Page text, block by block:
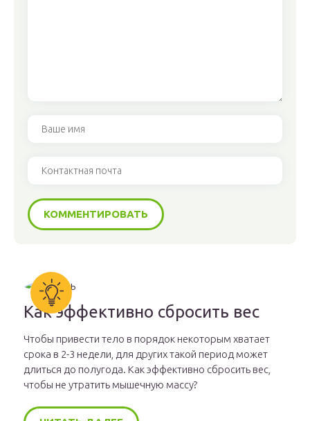
Как эффективно сбросить вес
Чтобы привести тело в порядок некоторым хватает
срока в 2-3 недели, для других такой период может
длиться до полугода. Как эффективно сбросить вес,
чтобы не утратить мышечную массу?